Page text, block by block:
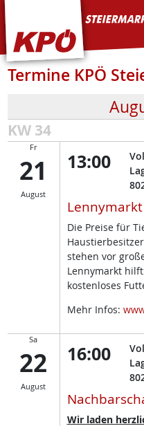
KPÖ Steiermark
Termine KPÖ
KW 34
Fr
21
August
13:00
Die Preise für
stehen vor
Lennymarkt
kostenloses
Mehr Infos:
Sa
22
August
16:00
Wir laden